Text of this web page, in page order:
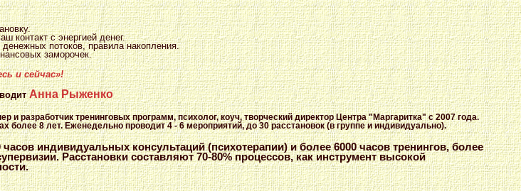
контакт с энергией денег.
потоков, правила накопления.
заморочек.
и сейчас»!
Анна Рыженко
и разработчик тренинговых программ, психолог, коуч, творческий директор Центра "Маргаритка" с 2007 года.
более 8 лет. Еженедельно проводит 4 - 6 мероприятий, до 30 расстановок (в группе и индивидуально).
часов индивидуальных консультаций (психотерапии) и более 6000 часов тренингов, более
Расстановки составляют 70-80% процессов, как инструмент высокой